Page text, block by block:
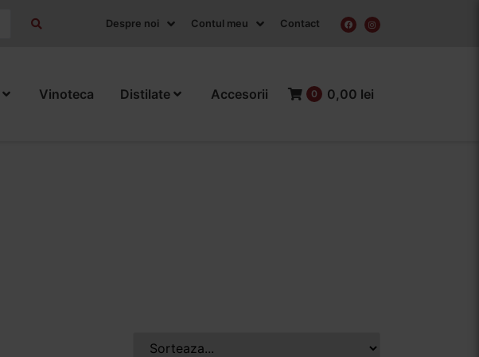
Despre noi Contul meu Contact
Vinoteca Distilate Accesorii 0 0,00 lei